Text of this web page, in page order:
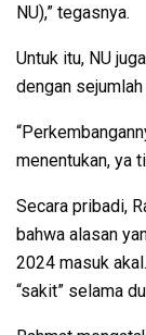
NU),” tegasnya.
Untuk itu, NU
dengan
menentukan, ya
Secara pribadi,
bahwa alasan
2024 masuk
“sakit” selama